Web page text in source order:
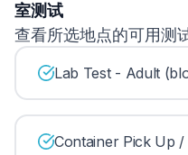
室测试
查看所选地点的可用测
Lab Test - Adult
Container Pick Up